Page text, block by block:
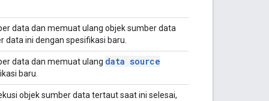
data dan memuat ulang objek sumber data
ini dengan spesifikasi baru.
data dan memuat ulang data source
baru.
objek sumber data tertaut saat ini selesai,